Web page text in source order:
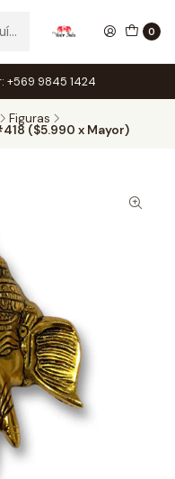
0
+569 9845 1424
Figuras
($5.990 x Mayor)